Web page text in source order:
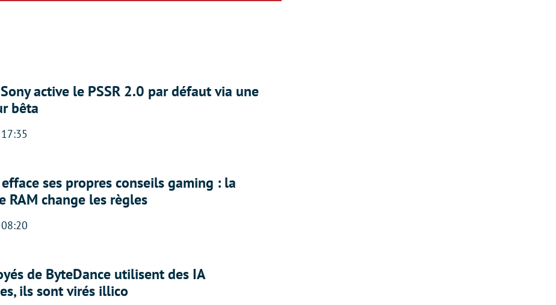
active le PSSR 2.0 par défaut via une
bêta
ses propres conseils gaming : la
RAM change les règles
de ByteDance utilisent des IA
ils sont virés illico